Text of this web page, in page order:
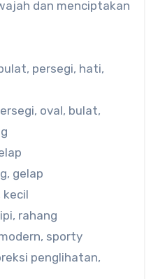
dan menciptakan
persegi, hati,
oval, bulat,
gelap
kecil
rahang
sporty
penglihatan,